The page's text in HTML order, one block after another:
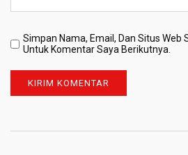
Simpan Nama, Email, Dan Situs Web
Untuk Komentar Saya Berikutnya.